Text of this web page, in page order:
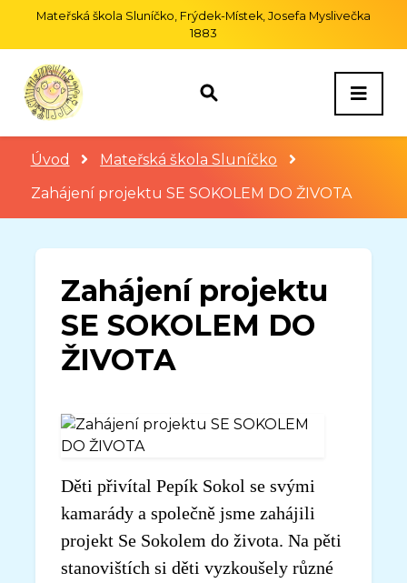
Mateřská škola Sluníčko, Frýdek-Místek, Josefa Myslivečka
1883
Úvod
Mateřská škola Sluníčko
Zahájení projektu SE SOKOLEM DO ŽIVOTA
Zahájení projektu
SE SOKOLEM DO
ŽIVOTA
Děti přivítal Pepík Sokol se svými
kamarády a společně jsme zahájili
projekt Se Sokolem do života. Na pěti
stanovištích si děti vyzkoušely různé